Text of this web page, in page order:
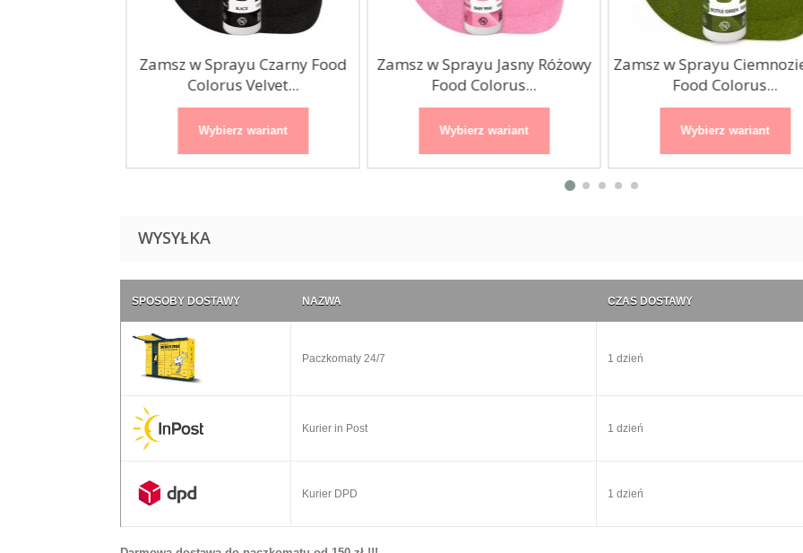
Zamsz w Sprayu Czarny Food
Colorus Velvet...
Wybierz wariant
Zamsz w Sprayu Jasny Różowy
Food Colorus...
Wybierz wariant
Zamsz w Sprayu
Food Colorus...
Wybierz wariant
WYSYŁKA
SPOSOBY DOSTAWY NAZWA CZAS DOSTAWY
Paczkomaty 24/7 1 dzień
Kurier in Post 1 dzień
Kurier DPD 1 dzień